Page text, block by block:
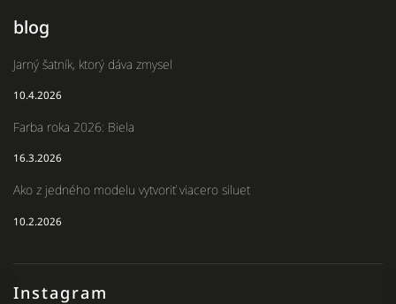
Instagram
blog
Jarný šatník, ktorý dáva zmysel
10.4.2026
Farba roka 2026: Biela
16.3.2026
Ako z jedného modelu vytvoriť viacero siluet
10.2.2026